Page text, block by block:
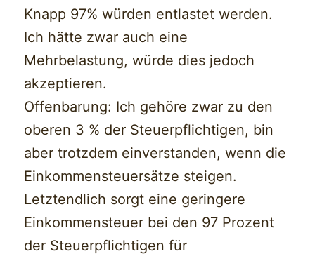
Knapp 97% würden entlastet werden.
Ich hätte zwar auch eine
Mehrbelastung, würde dies jedoch
akzeptieren.
Offenbarung: Ich gehöre zwar zu den
oberen 3 % der Steuerpflichtigen, bin
aber trotzdem einverstanden, wenn die
Einkommensteuersätze steigen.
Letztendlich sorgt eine geringere
Einkommensteuer bei den 97 Prozent
der Steuerpflichtigen für